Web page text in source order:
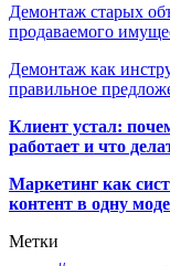
Демонтаж старых
продаваемого
Демонтаж как
правильное
Клиент устал:
работает и что
Маркетинг как
контент в одну
Метки